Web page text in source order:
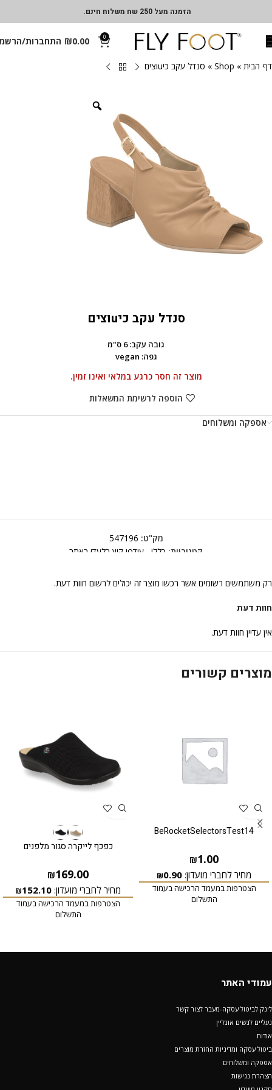
הזמנה מעל 250 שח משלוח חינם.
0
₪0.00 התחברות/
דף הבית »
Shop
» סנדל עקב כיuוצים
סנדל עקב כיuוצים
גובה עקב: 6 ס"מ
גפה: vegan
מוצר זה חסר כרגע במלאי ואינו זמין.
הוספה לרשימת המשאלות
אספקה ומשלוחים
מק"ט: 547196
קטגוריות: כללי עודפי קיץ בלעדי באתר
חוות דעת
אין עדיין חוות דעת.
רק משתמשים רשומים אשר רכשו מוצר זה יכולים לרשום חוות דעת.
מוצרים קשורים
BeRocketSelectorsTest14
₪1.00
מחיר לחברי מועדון: ₪0.90
הצטרפות במעמד הרכישה בעמוד
התשלום
כפכף לייקרה סגור מלפנים
₪169.00
מחיר לחברי מועדון: ₪152.10
הצטרפות במעמד הרכישה בעמוד
התשלום
עמודי האתר
לינק לביטול עסקה-מעבר לצור קשר
נעליים לנשים אונליין
אודות
ביטול עסקה ומדיניות החזרת מוצרים
אספקה ומשלוחים
הצהרת נגישות